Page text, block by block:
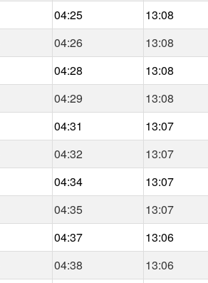
04:25 13:08
04:26 13:08
04:28 13:08
04:29 13:08
04:31 13:07
04:32 13:07
04:34 13:07
04:35 13:07
04:37 13:06
04:38 13:06